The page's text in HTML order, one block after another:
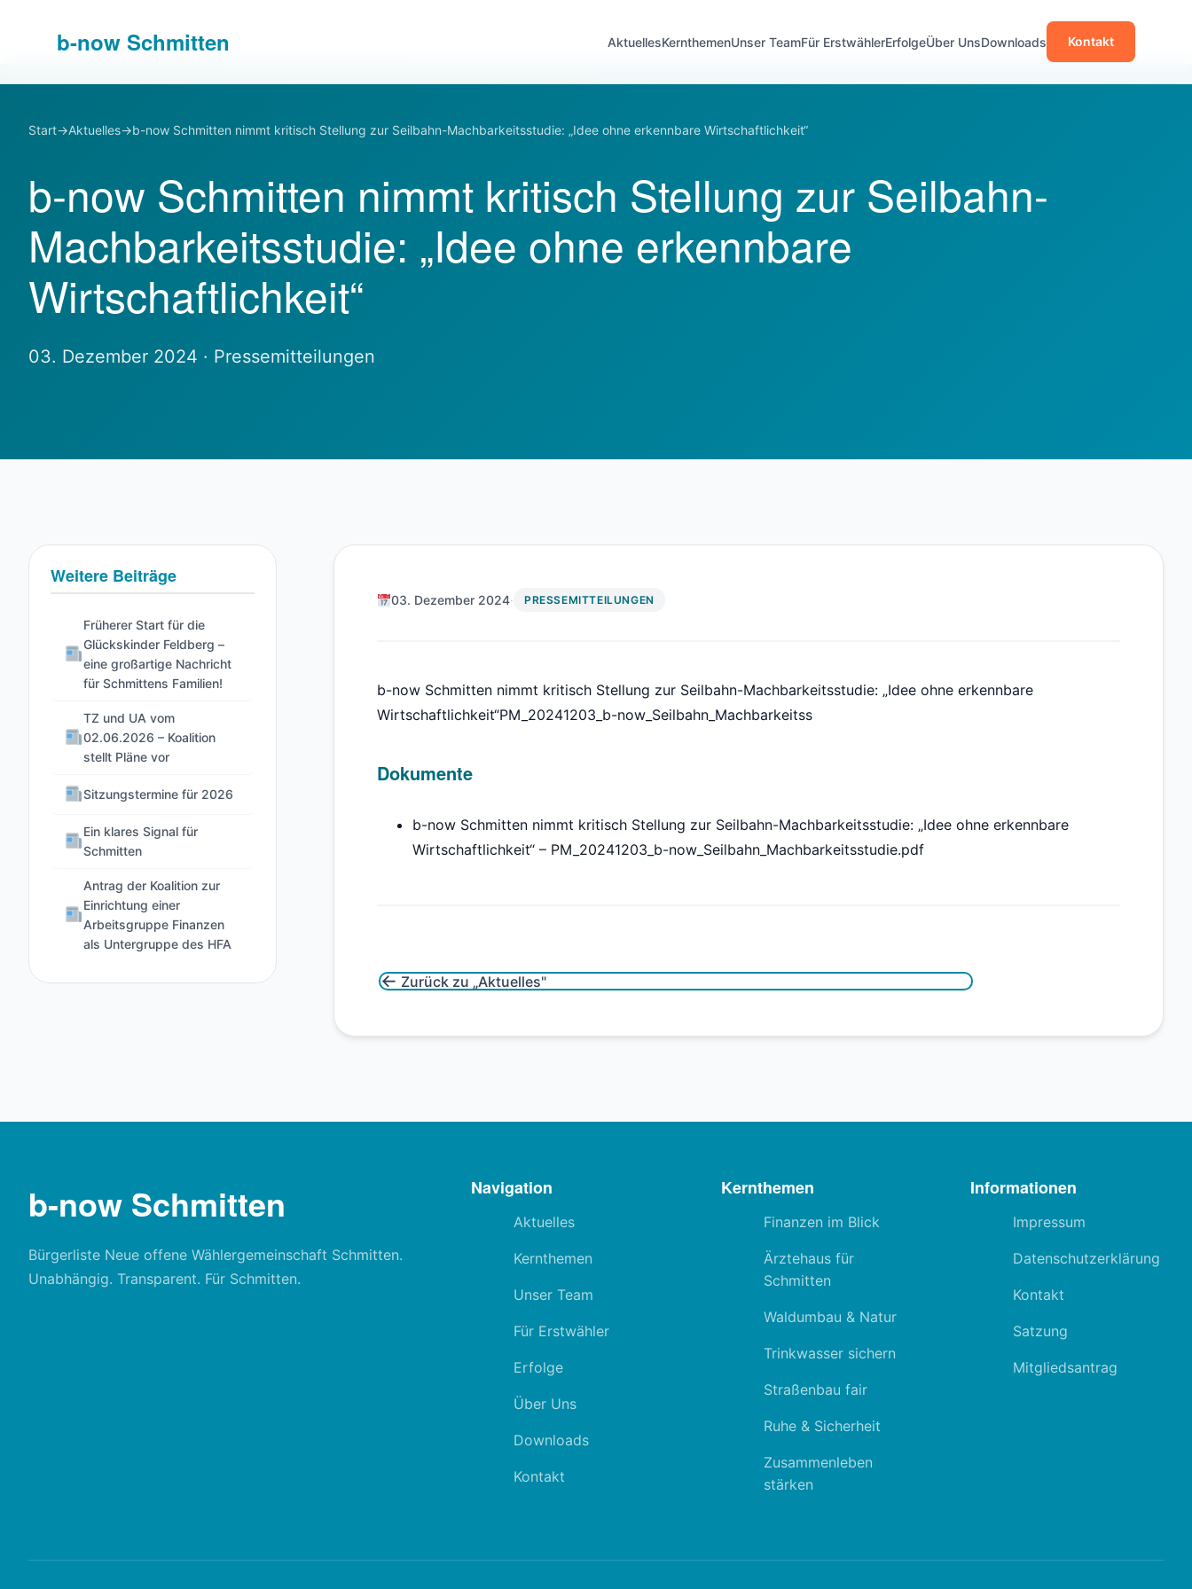
b-now Schmitten AktuellesKernthemenUnser TeamFür ErstwählerErfolgeÜber UnsDownloads Kontakt
Start→Aktuelles→b-now Schmitten nimmt kritisch Stellung zur Seilbahn-Machbarkeitsstudie: „Idee ohne erkennbare Wirtschaftlichkeit“
b-now Schmitten nimmt kritisch Stellung zur Seilbahn-
Machbarkeitsstudie: „Idee ohne erkennbare
Wirtschaftlichkeit“
03. Dezember 2024 · Pressemitteilungen
Weitere Beiträge
Früherer Start für die
Glückskinder Feldberg –
eine großartige Nachricht
für Schmittens Familien!
TZ und UA vom
02.06.2026 – Koalition
stellt Pläne vor
Sitzungstermine für 2026
Ein klares Signal für
Schmitten
Antrag der Koalition zur
Einrichtung einer
Arbeitsgruppe Finanzen
als Untergruppe des HFA
03. Dezember 2024· PRESSEMITTEILUNGEN
b-now Schmitten nimmt kritisch Stellung zur Seilbahn-Machbarkeitsstudie: „Idee ohne erkennbare
Wirtschaftlichkeit“PM_20241203_b-now_Seilbahn_Machbarkeitss
Dokumente
b-now Schmitten nimmt kritisch Stellung zur Seilbahn-Machbarkeitsstudie: „Idee ohne erkennbare
Wirtschaftlichkeit“ – PM_20241203_b-now_Seilbahn_Machbarkeitsstudie.pdf
← Zurück zu „Aktuelles"
b-now Schmitten
Bürgerliste Neue offene Wählergemeinschaft Schmitten.
Unabhängig. Transparent. Für Schmitten.
Navigation
Aktuelles
Kernthemen
Unser Team
Für Erstwähler
Erfolge
Über Uns
Downloads
Kontakt
Kernthemen
Finanzen im Blick
Ärztehaus für
Schmitten
Waldumbau & Natur
Trinkwasser sichern
Straßenbau fair
Ruhe & Sicherheit
Zusammenleben
stärken
Informationen
Impressum
Datenschutzerklärung
Kontakt
Satzung
Mitgliedsantrag